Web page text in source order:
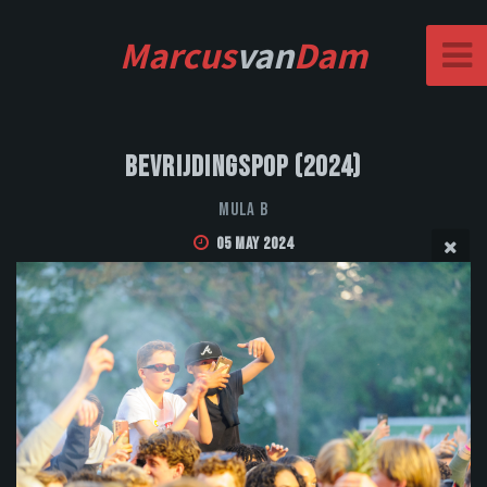
MarcusvanDam
Bevrijdingspop (2024)
Mula B
05 May 2024